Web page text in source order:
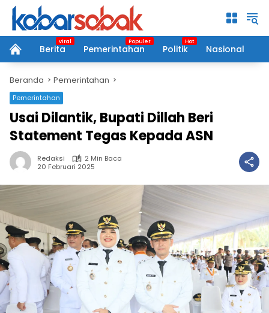
Langsung
konten
home
Berita Pemerintahan Politik Nasional
Beranda Pemerintahan
Pemerintahan
Usai Dilantik, Bupati Dillah Beri
Statement Tegas Kepada ASN
Redaksi
2 Min Baca
20 Februari 2025